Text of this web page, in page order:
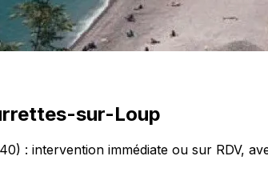
sur-Loup
: intervention immédiate ou sur RDV,